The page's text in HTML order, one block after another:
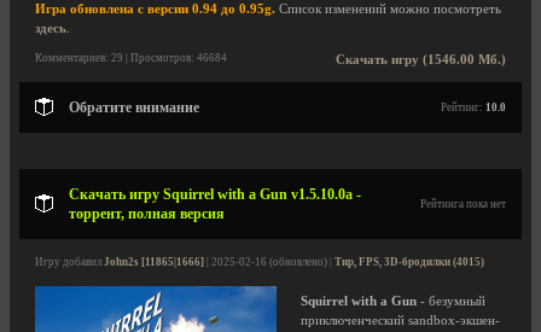
Игра обновлена с версии 0.94 до 0.95g. Список изменений можно посмотреть
здесь
Скачать игру (1546.00 Мб.)
Комментариев: 29 | Просмотров: 46684
Обратите внимание Рейтинг: 10.0
Скачать игру Squirrel with a Gun v1.5.10.0a -
торрент, полная версия
Рейтинга пока нет
Игру добавил John2s [11865|1666] | 2025-02-16 (обновлено) | Тир, FPS, 3D-бродилки (4015)
Squirrel with a Gun - безумный
приключенческий sandbox-экшен-